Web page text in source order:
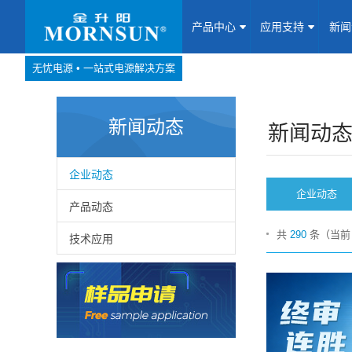
无忧电源 • 一站式电源解决方案
产品中心 应用支持 新
网站地图
Website map
应用支持
新闻动态
关于我们
加入我们
新闻动态
企业动态
产品动态
技术应用
新闻动态
企业动态
共 290 条（当